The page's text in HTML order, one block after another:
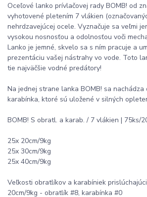
Oceľové lanko prívlačovej rady BOMB! od
vyhotovené pletením 7 vlákien
nehrdzavejúcej ocele. Vyznačuje sa veľmi
vysokou nosnosťou a odolnosťou voči
Lanko je jemné, skvelo sa s ním pracuje a
prezentáciu vašej nástrahy vo vode. Toto
tie najväčšie vodné predátory!
Na jednej strane lanka BOMB! sa
karabínka, ktoré sú uložené v silných
BOMB! S obratl. a karab. / 7 vlákien | 75ks/
25x 20cm/9kg
25x 30cm/9kg
25x 40cm/9kg
Veľkosti obratlíkov a karabíniek
20cm/9kg - obratlík #8, karabínka #0